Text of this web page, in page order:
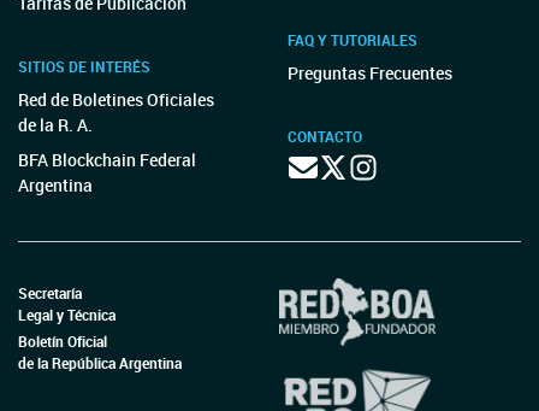
SITIOS DE INTERÉS
Red de Boletines Oficiales
de la R. A.
BFA Blockchain Federal
Argentina
FAQ Y TUTORIALES
Preguntas Frecuentes
CONTACTO
Secretaría
Legal y Técnica
Boletín Oficial
de la República Argentina